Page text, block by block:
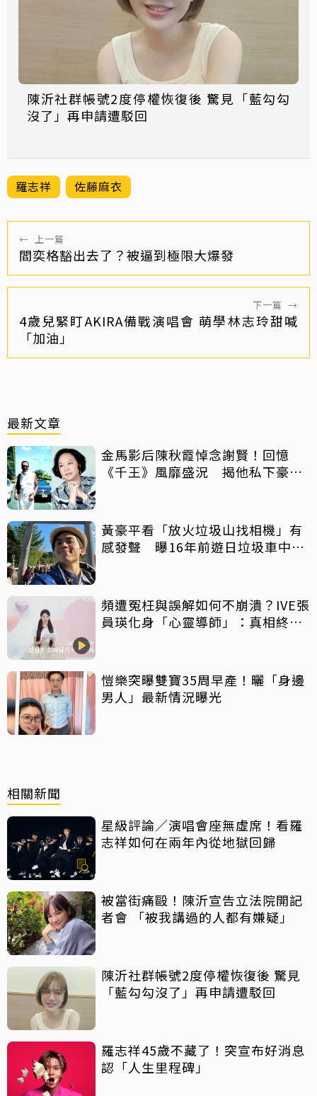
陳沂社群帳號2度停權恢復後 驚見「藍勾勾
沒了」再申請遭駁回
羅志祥 佐藤麻衣
← 上一篇
閻奕格豁出去了？被逼到極限大爆發
下一篇 →
4歲兒緊盯AKIRA備戰演唱會 萌學林志玲甜喊
「加油」
最新文章
金馬影后陳秋霞悼念謝賢！回憶
《千王》風靡盛況 揭他私下豪爽
黃豪平看「放火垃圾山找相機」有
感發聲 曝16年前遊日垃圾車中含
頻遭冤枉與誤解如何不崩潰？IVE張
員瑛化身「心靈導師」：真相終會
愷樂突曝雙寶35周早產！曬「身邊
男人」最新情況曝光
相關新聞
星級評論／演唱會座無虛席！看羅
志祥如何在兩年內從地獄回歸
被當街痛毆！陳沂宣告立法院開記
者會 「被我講過的人都有嫌疑」
陳沂社群帳號2度停權恢復後 驚見
「藍勾勾沒了」再申請遭駁回
羅志祥45歲不藏了！突宣布好消息
認「人生里程碑」